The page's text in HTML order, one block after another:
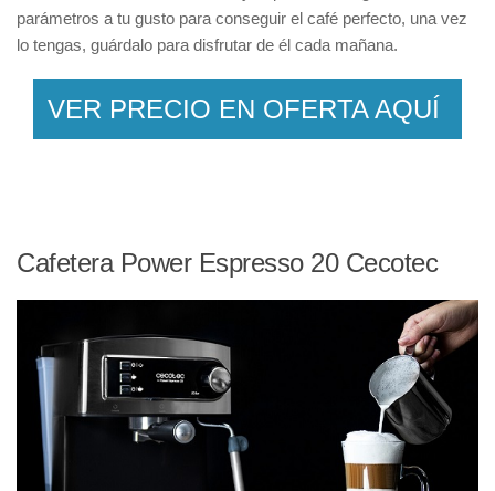
parámetros a tu gusto para conseguir el café perfecto, una vez
lo tengas, guárdalo para disfrutar de él cada mañana.
VER PRECIO EN OFERTA AQUÍ
Cafetera Power Espresso 20 Cecotec